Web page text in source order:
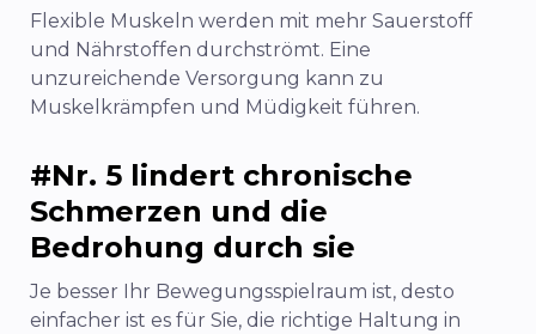
Flexible Muskeln werden mit mehr Sauerstoff
und Nährstoffen durchströmt. Eine
unzureichende Versorgung kann zu
Muskelkrämpfen und Müdigkeit führen.
#Nr. 5 lindert chronische
Schmerzen und die
Bedrohung durch sie
Je besser Ihr Bewegungsspielraum ist, desto
einfacher ist es für Sie, die richtige Haltung in